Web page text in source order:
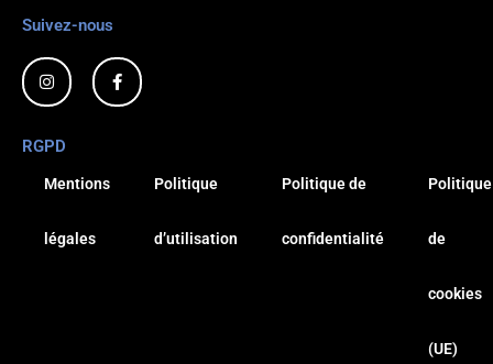
Rendez-vous par téléphone
au 04 73 84 55 46
Suivez-nous
I
n
t
g
a
m
F
a
c
e
RGPD
Mentions
légales
Politique
d’utilisation
Politique de
confidentialité
Politique
de
cookies
(UE)